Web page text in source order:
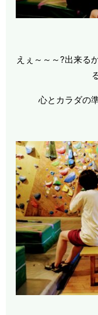
えぇ～～～?出来る
心とカラダの